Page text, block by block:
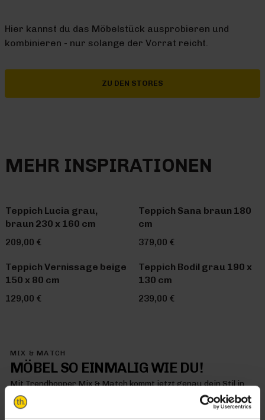
Hier kannst du das Möbelstück ausprobieren und
kombinieren - nur solange der Vorrat reicht.
ZU DEN STORES
MEHR INSPIRATIONEN
Teppich Lucia grau,
braun 230 x 160 cm
209,00 €
Teppich Sana braun 180
cm
379,00 €
Teppich Vernissage beige
150 x 80 cm
129,00 €
Teppich Bodil grau 190 x
130 cm
239,00 €
MIX & MATCH
MÖBEL SO EINMALIG WIE DU!
Mit Trendhopper Mix & Match kommt jetzt genau dein Stil in
dein Zuhause – denn hier kombinierst du einfach alles so, wie
es dir gefällt